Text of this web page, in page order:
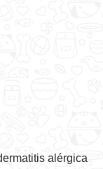
alérgica